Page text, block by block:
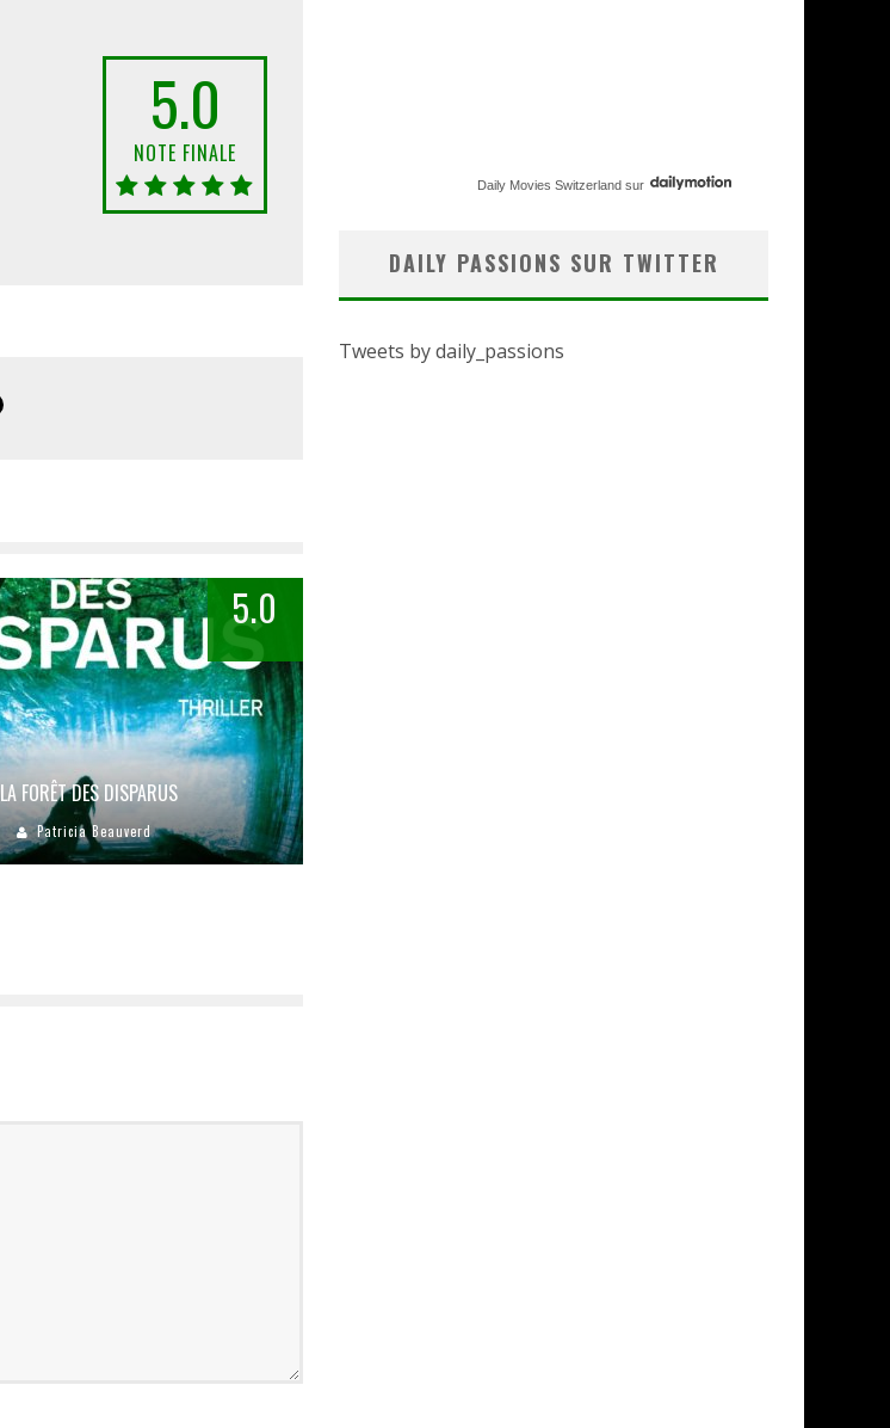
5.0
NOTE FINALE
5.0
LA FORÊT DES DISPARUS
Patricia Beauverd
Daily Movies Switzerland sur
DAILY PASSIONS SUR TWITTER
Tweets by daily_passions